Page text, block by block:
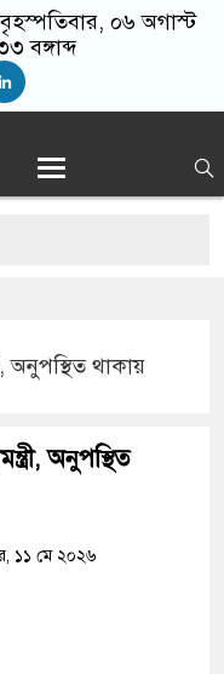
০৬ অগাস্ট
বঙ্গাব্দ
অনুপস্থিত থাকায়
অনুপস্থিত
১১ মে ২০২৬